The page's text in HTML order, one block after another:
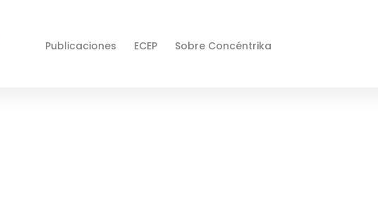
Publicaciones ECEP Sobre Concéntrika